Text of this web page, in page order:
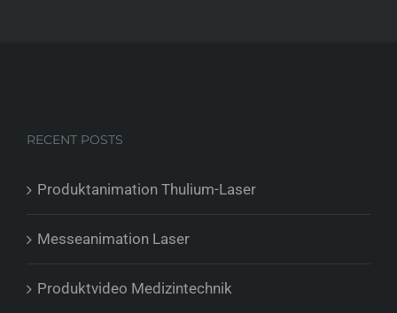
RECENT POSTS
Produktanimation Thulium-Laser
Messeanimation Laser
Produktvideo Medizintechnik